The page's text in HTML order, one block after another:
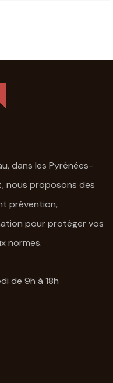
dans les Pyrénées-
nous proposons des
prévention,
pour protéger vos
normes.
de 9h à 18h